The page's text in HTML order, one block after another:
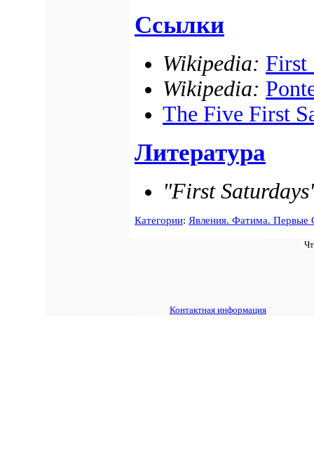
Ссылки
Wikipedia: First
Wikipedia:
The Five First
Литература
"First
Категории: Явления. Фатима. Первые
Контактная информация